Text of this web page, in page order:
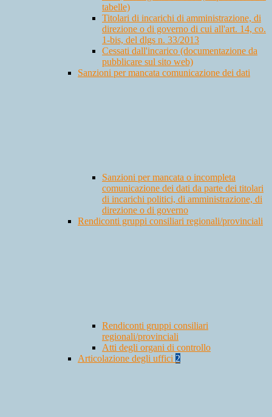
tabelle)
Titolari di incarichi di amministrazione, di
direzione o di governo di cui all'art. 14, co.
1-bis, del dlgs n. 33/2013
Cessati dall'incarico (documentazione da
pubblicare sul sito web)
Sanzioni per mancata comunicazione dei dati
Sanzioni per mancata o incompleta
comunicazione dei dati da parte dei titolari
di incarichi politici, di amministrazione, di
direzione o di governo
Rendiconti gruppi consiliari regionali/provinciali
Rendiconti gruppi consiliari
regionali/provinciali
Atti degli organi di controllo
Articolazione degli uffici 2